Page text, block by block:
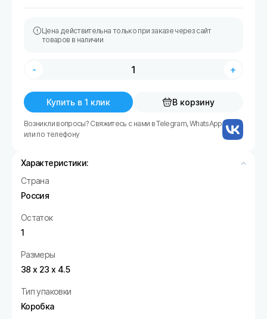
Цена действительна только при заказе через сайт
товаров в наличии
- +
Купить в 1 клик В корзину
Возникли вопросы? Свяжитесь с нами в Telegram, WhatsApp
или по телефону
Характеристики:
Страна
Россия
Остаток
1
Размеры
38 х 23 х 4.5
Тип упаковки
Коробка